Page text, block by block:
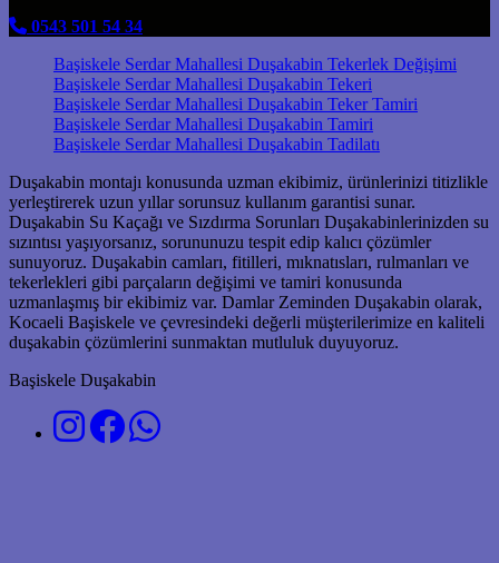
0543 501 54 34
Başiskele Serdar Mahallesi Duşakabin Tekerlek Değişimi
Başiskele Serdar Mahallesi Duşakabin Tekeri
Başiskele Serdar Mahallesi Duşakabin Teker Tamiri
Başiskele Serdar Mahallesi Duşakabin Tamiri
Başiskele Serdar Mahallesi Duşakabin Tadilatı
Duşakabin montajı konusunda uzman ekibimiz, ürünlerinizi titizlikle
yerleştirerek uzun yıllar sorunsuz kullanım garantisi sunar.
Duşakabin Su Kaçağı ve Sızdırma Sorunları Duşakabinlerinizden su
sızıntısı yaşıyorsanız, sorununuzu tespit edip kalıcı çözümler
sunuyoruz. Duşakabin camları, fitilleri, mıknatısları, rulmanları ve
tekerlekleri gibi parçaların değişimi ve tamiri konusunda
uzmanlaşmış bir ekibimiz var. Damlar Zeminden Duşakabin olarak,
Kocaeli Başiskele ve çevresindeki değerli müşterilerimize en kaliteli
duşakabin çözümlerini sunmaktan mutluluk duyuyoruz.
Başiskele Duşakabin